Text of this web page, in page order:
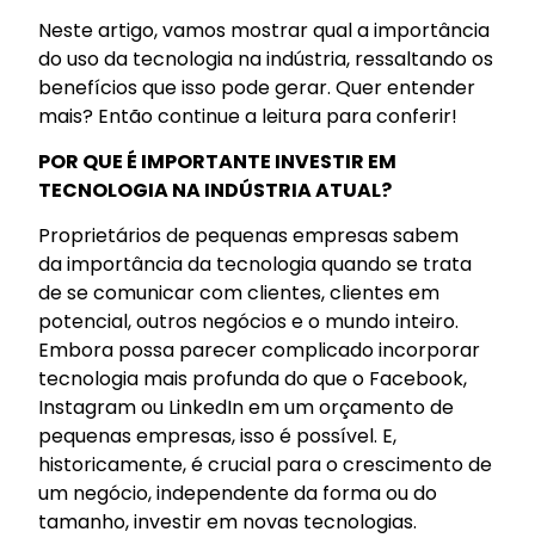
Neste artigo, vamos mostrar qual a importância
do uso da tecnologia na indústria, ressaltando os
benefícios que isso pode gerar. Quer entender
mais? Então continue a leitura para conferir!
POR QUE É IMPORTANTE INVESTIR EM
TECNOLOGIA NA INDÚSTRIA ATUAL?
Proprietários de pequenas empresas sabem
da importância da tecnologia quando se trata
de se comunicar com clientes, clientes em
potencial, outros negócios e o mundo inteiro.
Embora possa parecer complicado incorporar
tecnologia mais profunda do que o Facebook,
Instagram ou LinkedIn em um orçamento de
pequenas empresas, isso é possível. E,
historicamente, é crucial para o crescimento de
um negócio, independente da forma ou do
tamanho, investir em novas tecnologias.